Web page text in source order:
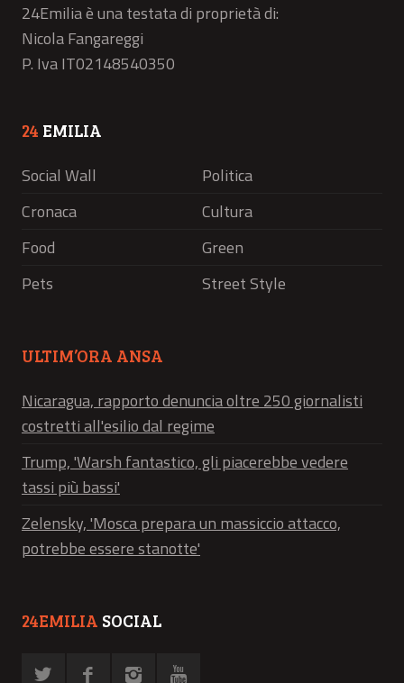
24Emilia è una testata di proprietà di:
Nicola Fangareggi
P. Iva IT02148540350
24 EMILIA
Social Wall
Politica
Cronaca
Cultura
Food
Green
Pets
Street Style
ULTIM’ORA ANSA
Nicaragua, rapporto denuncia oltre 250 giornalisti
costretti all'esilio dal regime
Trump, 'Warsh fantastico, gli piacerebbe vedere
tassi più bassi'
Zelensky, 'Mosca prepara un massiccio attacco,
potrebbe essere stanotte'
24EMILIA SOCIAL